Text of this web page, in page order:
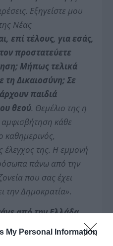
My Personal Information
Εξηγείστε μου
Νέας
επί τέλους, για εσάς,
προστατεύετε
Μήπως τελικά
τη Δικαιοσύνη; Σε
παιδιά
θεού. Θεμέλιο της η
αμφισβήτηση κάθε
καθημερινός,
έλεγχος της. Η εμμονή
πάνω από την
που σας έχει
τηνΔημοκρατία».
από την Ελλάδα,